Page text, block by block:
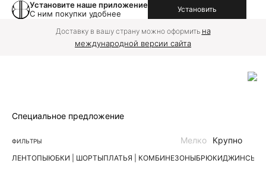
Установите наше приложение
С ним покупки удобнее
Установить
Доставку в вашу страну можно оформить на
международной версии сайта
Специальное предложение
ФИЛЬТРЫ
ЛЕНТОПЫЮБКИ | ШОРТЫПЛАТЬЯ | КОМБИНЕЗОНЫБРЮКИДЖИНСЫ
Мелко Крупно